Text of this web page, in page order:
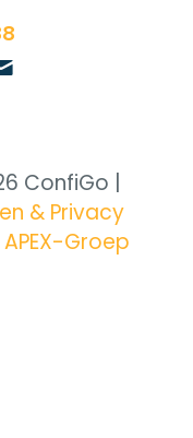
ConfiGo |
& Privacy
APEX-Groep